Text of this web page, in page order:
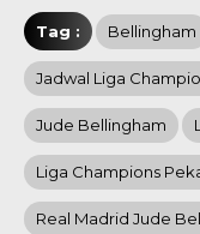
Tag : Bellingham
Jadwal Liga
Jude Bellingham
Liga Champions
Real Madrid Jude